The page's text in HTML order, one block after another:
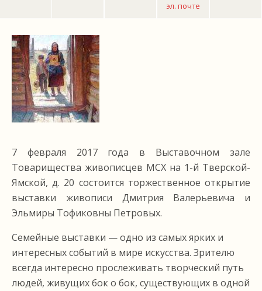
эл. почте
7 февраля 2017 года в Выставочном зале
Товарищества живописцев МСХ на 1-й Тверской-
Ямской, д. 20 состоится торжественное открытие
выставки живописи Дмитрия Валерьевича и
Эльмиры Тофиковны Петровых.
Семейные выставки — одно из самых ярких и
интересных событий в мире искусства. Зрителю
всегда интересно прослеживать творческий путь
людей, живущих бок о бок, существующих в одной